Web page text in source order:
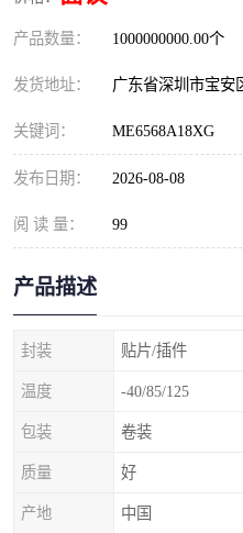
产品数量： 1000000000.00个
发货地址： 广东省深圳市宝安
关键词： ME6568A18XG
发布日期： 2026-08-08
阅 读 量： 99
产品描述
封装 贴片/插件
温度 -40/85/125
包装 卷装
质量 好
产地 中国